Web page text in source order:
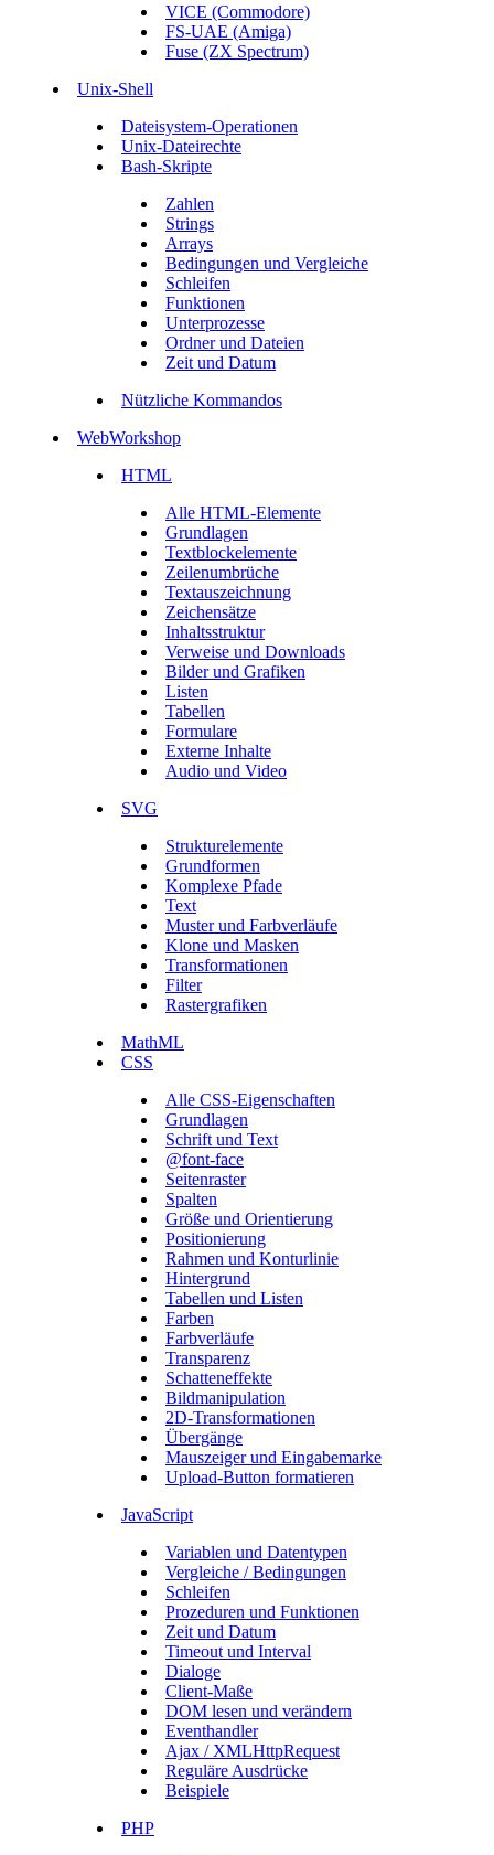
VICE (Commodore)
FS-UAE (Amiga)
Fuse (ZX Spectrum)
Unix-Shell
Dateisystem-Operationen
Unix-Dateirechte
Bash-Skripte
Zahlen
Strings
Arrays
Bedingungen und Vergleiche
Schleifen
Funktionen
Unterprozesse
Ordner und Dateien
Zeit und Datum
Nützliche Kommandos
WebWorkshop
HTML
Alle HTML-Elemente
Grundlagen
Textblockelemente
Zeilenumbrüche
Textauszeichnung
Zeichensätze
Inhaltsstruktur
Verweise und Downloads
Bilder und Grafiken
Listen
Tabellen
Formulare
Externe Inhalte
Audio und Video
SVG
Strukturelemente
Grundformen
Komplexe Pfade
Text
Muster und Farbverläufe
Klone und Masken
Transformationen
Filter
Rastergrafiken
MathML
CSS
Alle CSS-Eigenschaften
Grundlagen
Schrift und Text
@font-face
Seitenraster
Spalten
Größe und Orientierung
Positionierung
Rahmen und Konturlinie
Hintergrund
Tabellen und Listen
Farben
Farbverläufe
Transparenz
Schatteneffekte
Bildmanipulation
2D-Transformationen
Übergänge
Mauszeiger und Eingabemarke
Upload-Button formatieren
JavaScript
Variablen und Datentypen
Vergleiche / Bedingungen
Schleifen
Prozeduren und Funktionen
Zeit und Datum
Timeout und Interval
Dialoge
Client-Maße
DOM lesen und verändern
Eventhandler
Ajax / XMLHttpRequest
Reguläre Ausdrücke
Beispiele
PHP